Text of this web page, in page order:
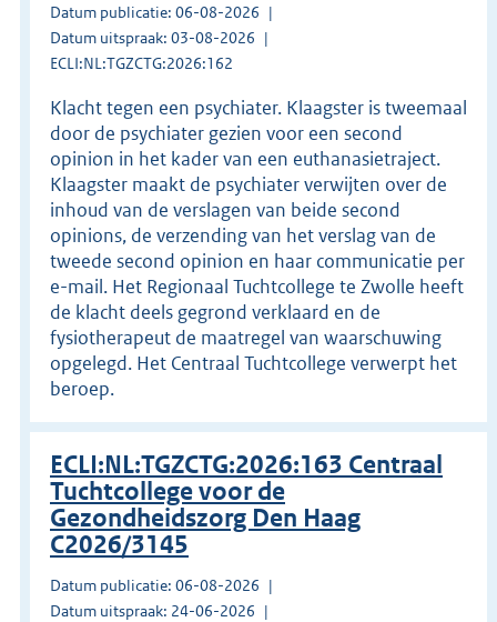
Datum publicatie: 06-08-2026
Datum uitspraak: 03-08-2026
ECLI:NL:TGZCTG:2026:162
Klacht tegen een psychiater. Klaagster is tweemaal
door de psychiater gezien voor een second
opinion in het kader van een euthanasietraject.
Klaagster maakt de psychiater verwijten over de
inhoud van de verslagen van beide second
opinions, de verzending van het verslag van de
tweede second opinion en haar communicatie per
e-mail. Het Regionaal Tuchtcollege te Zwolle heeft
de klacht deels gegrond verklaard en de
fysiotherapeut de maatregel van waarschuwing
opgelegd. Het Centraal Tuchtcollege verwerpt het
beroep.
ECLI:NL:TGZCTG:2026:163 Centraal
Tuchtcollege voor de
Gezondheidszorg Den Haag
C2026/3145
Datum publicatie: 06-08-2026
Datum uitspraak: 24-06-2026